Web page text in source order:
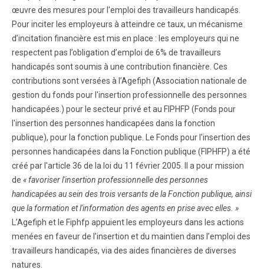
œuvre des mesures pour l'emploi des travailleurs handicapés.
Pour inciter les employeurs à atteindre ce taux, un mécanisme
d’incitation financière est mis en place : les employeurs qui ne
respectent pas l’obligation d’emploi de 6% de travailleurs
handicapés sont soumis à une contribution financière. Ces
contributions sont versées à l’Agefiph (Association nationale de
gestion du fonds pour l'insertion professionnelle des personnes
handicapées.) pour le secteur privé et au FIPHFP (Fonds pour
l'insertion des personnes handicapées dans la fonction
publique), pour la fonction publique. Le Fonds pour l'insertion des
personnes handicapées dans la Fonction publique (FIPHFP) a été
créé par l'article 36 de la loi du 11 février 2005. Il a pour mission
de « favoriser l'insertion professionnelle des personnes
handicapées au sein des trois versants de la Fonction publique, ainsi
que la formation et l'information des agents en prise avec elles. »
L’Agefiph et le Fiphfp appuient les employeurs dans les actions
menées en faveur de l’insertion et du maintien dans l’emploi des
travailleurs handicapés, via des aides financières de diverses
natures.